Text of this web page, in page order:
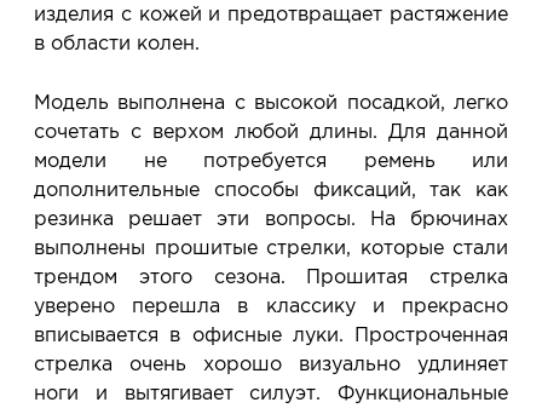
изделия с кожей и предотвращает растяжение
в области колен.
Модель выполнена с высокой посадкой, легко
сочетать с верхом любой длины. Для данной
модели не потребуется ремень или
дополнительные способы фиксаций, так как
резинка решает эти вопросы. На брючинах
выполнены прошитые стрелки, которые стали
трендом этого сезона. Прошитая стрелка
уверено перешла в классику и прекрасно
вписывается в офисные луки. Простроченная
стрелка очень хорошо визуально удлиняет
ноги и вытягивает силуэт. Функциональные